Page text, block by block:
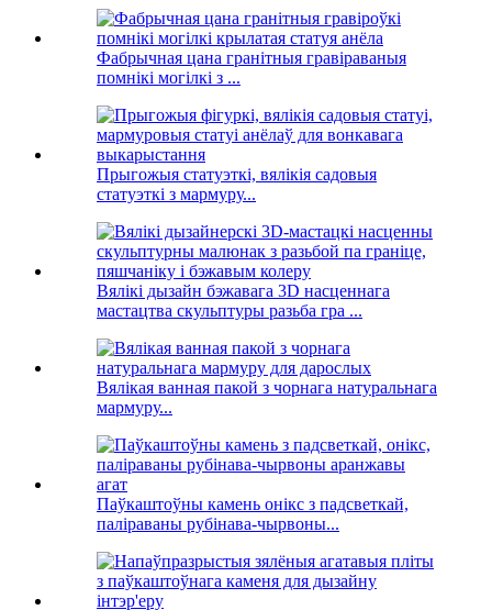
Фабрычная цана гранітныя гравіраваныя
помнікі могілкі з ...
Прыгожыя статуэткі, вялікія садовыя
статуэткі з мармуру...
Вялікі дызайн бэжавага 3D насценнага
мастацтва скульптуры разьба гра ...
Вялікая ванная пакой з чорнага натуральнага
мармуру...
Паўкаштоўны камень онікс з падсветкай,
паліраваны рубінава-чырвоны...